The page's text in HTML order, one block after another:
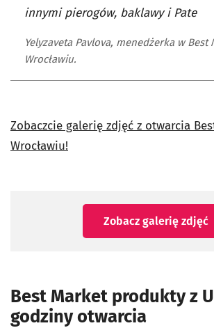
innymi pierogów, baklawy i Pate
Yelyzaveta Pavlova, menedżerka w Best
Wrocławiu.
Zobaczcie galerię zdjęć z otwarcia
Wrocławiu!
Zobacz galerię zdjęć
Best Market produkty z
godziny otwarcia